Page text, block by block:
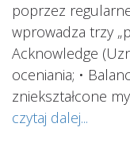
poprzez
wprowadza trzy
Acknowledge
oceniania; •
zniekształcone
czytaj dalej...